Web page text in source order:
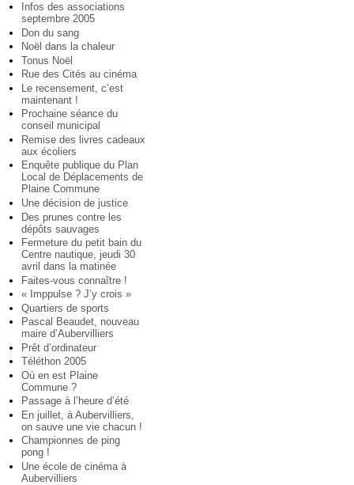
Infos des associations
septembre 2005
Don du sang
Noël dans la chaleur
Tonus Noël
Rue des Cités au cinéma
Le recensement, c’est
maintenant !
Prochaine séance du
conseil municipal
Remise des livres cadeaux
aux écoliers
Enquête publique du Plan
Local de Déplacements de
Plaine Commune
Une décision de justice
Des prunes contre les
dépôts sauvages
Fermeture du petit bain du
Centre nautique, jeudi 30
avril dans la matinée
Faites-vous connaître !
« Imppulse ? J’y crois »
Quartiers de sports
Pascal Beaudet, nouveau
maire d’Aubervilliers
Prêt d’ordinateur
Téléthon 2005
Où en est Plaine
Commune ?
Passage à l’heure d’été
En juillet, à Aubervilliers,
on sauve une vie chacun !
Championnes de ping
pong !
Une école de cinéma à
Aubervilliers